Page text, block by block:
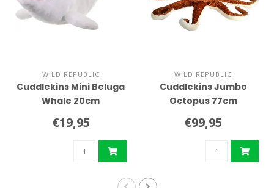
WILD REPUBLIC
Cuddlekins Mini Beluga
Whale 20cm
€19,95
WILD REPUBLIC
Cuddlekins Jumbo
Octopus 77cm
€99,95